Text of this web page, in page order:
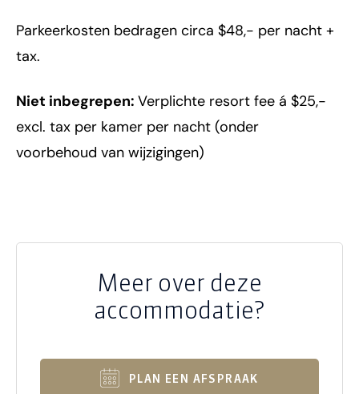
Parkeerkosten bedragen circa $48,- per nacht +
tax.
Niet inbegrepen: Verplichte resort fee á $25,-
excl. tax per kamer per nacht (onder
voorbehoud van wijzigingen)
Meer over deze
accommodatie?
PLAN EEN AFSPRAAK